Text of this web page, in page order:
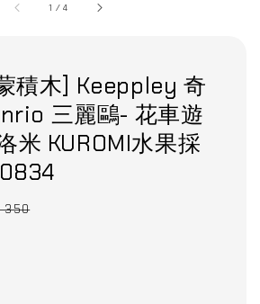
1 /4
積木] Keeppley 奇
三麗鷗- 花車遊
米 KUROMI水果採
350